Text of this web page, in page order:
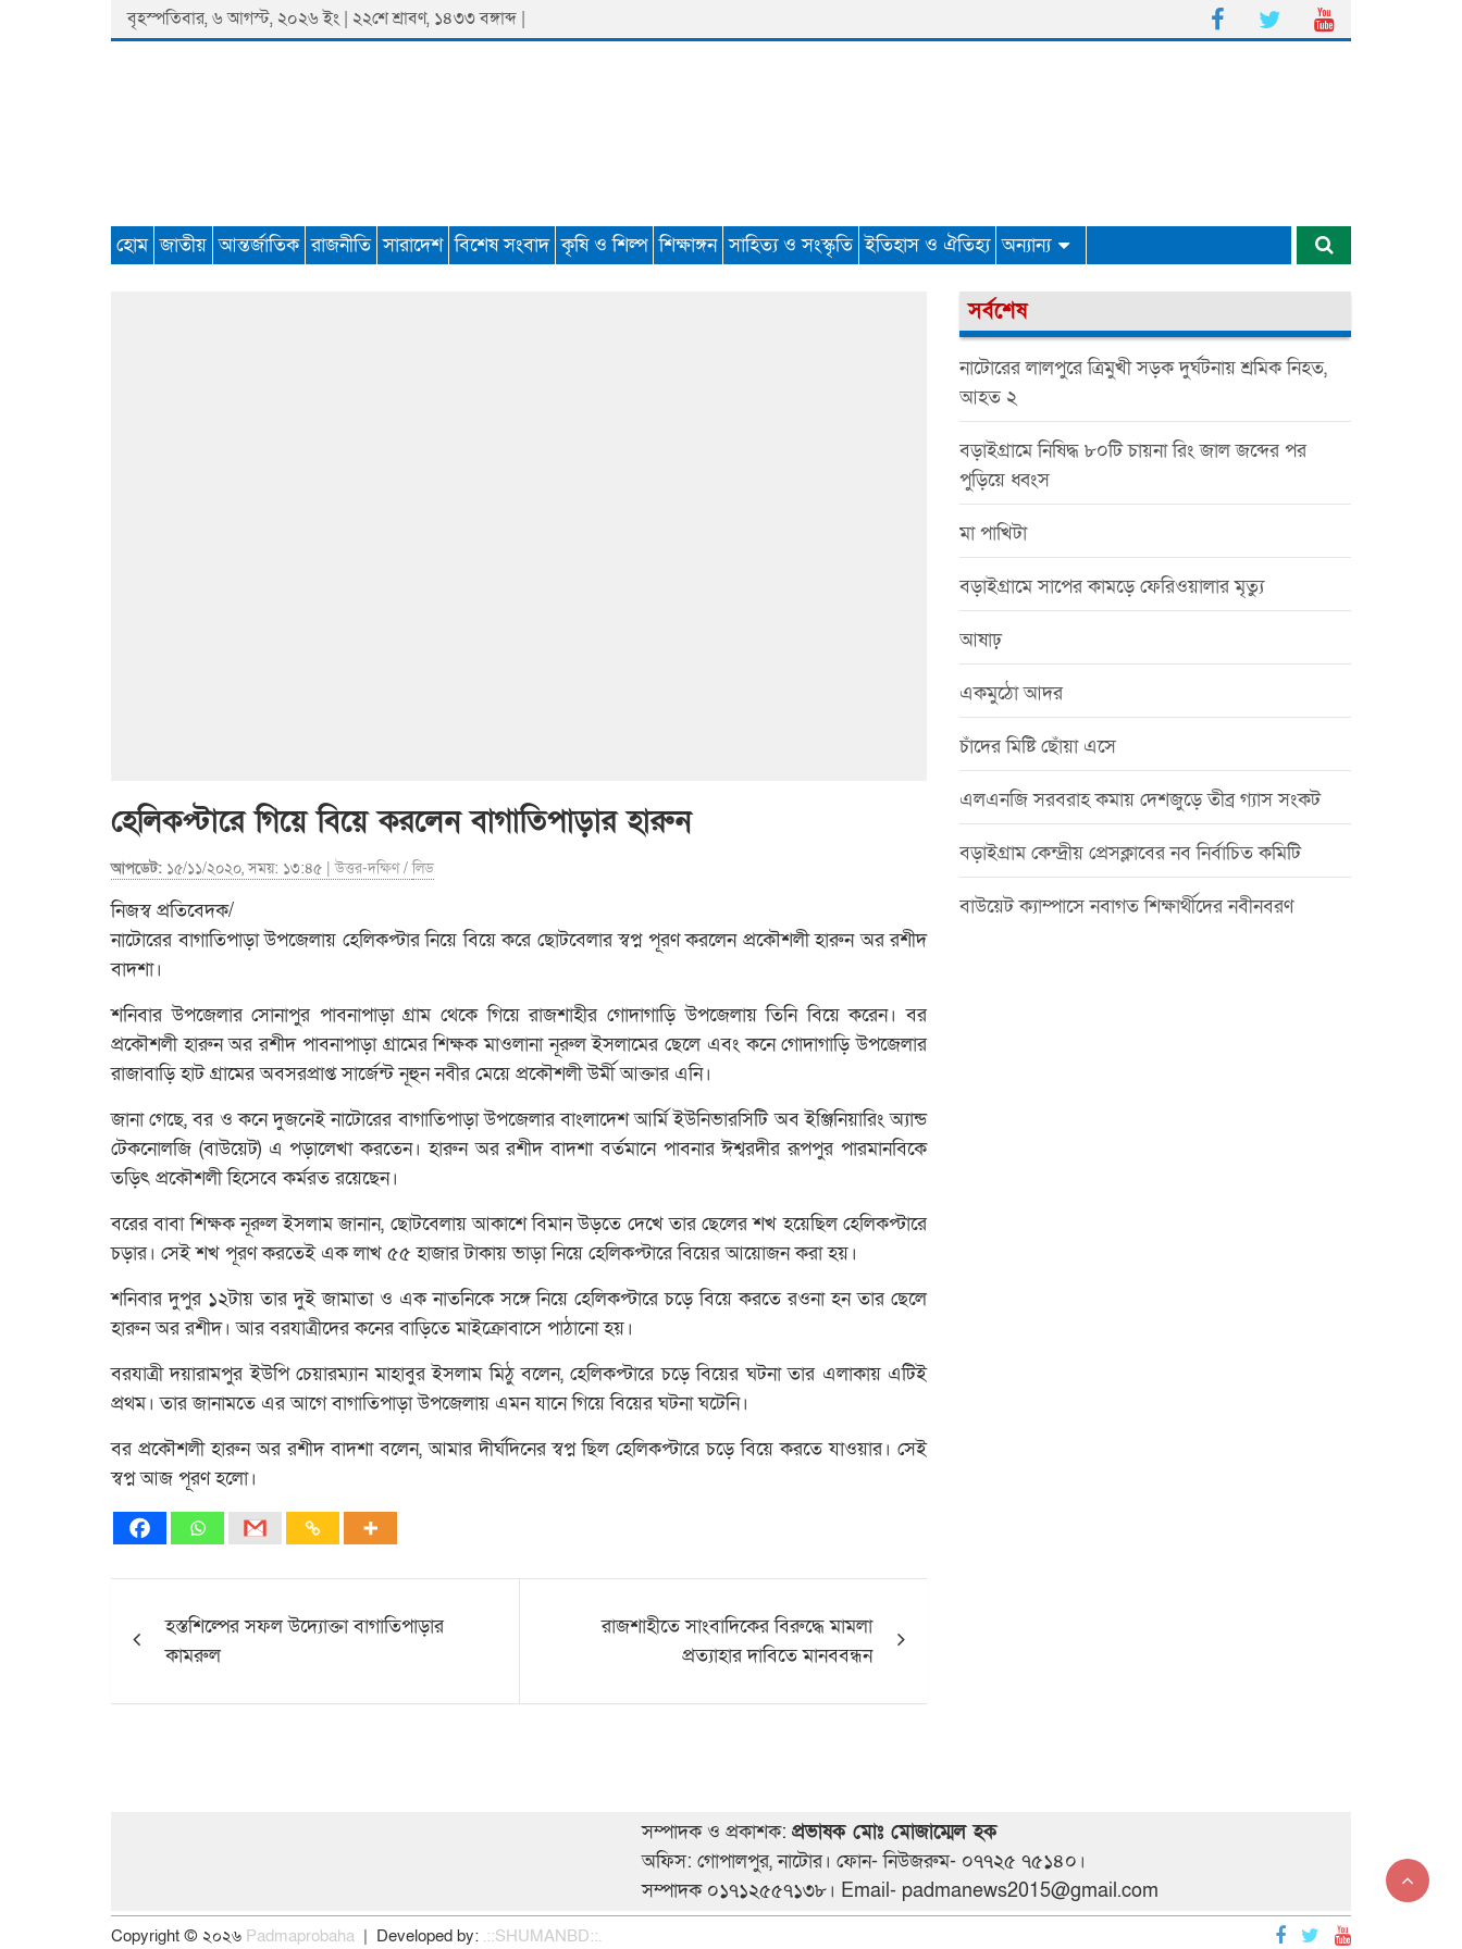
বৃহস্পতিবার, ৬ আগস্ট, ২০২৬ ইং | ২২শে শ্রাবণ, ১৪৩৩ বঙ্গাব্দ |
Padmaprobaha
হোম জাতীয় আন্তর্জাতিক রাজনীতি সারাদেশ বিশেষ সংবাদ কৃষি ও শিল্প শিক্ষাঙ্গন সাহিত্য ও সংস্কৃতি ইতিহাস ও ঐতিহ্য অন্যান্য
হেলিকপ্টারে গিয়ে বিয়ে করলেন বাগাতিপাড়ার হারুন
আপডেট: ১৫/১১/২০২০, সময়: ১৩:৪৫ |উত্তর-দক্ষিণ/লিড
নিজস্ব প্রতিবেদক/
নাটোরের বাগাতিপাড়া উপজেলায় হেলিকপ্টার নিয়ে বিয়ে করে ছোটবেলার স্বপ্ন পূরণ করলেন প্রকৌশলী হারুন অর রশীদ
বাদশা।
শনিবার উপজেলার সোনাপুর পাবনাপাড়া গ্রাম থেকে গিয়ে রাজশাহীর গোদাগাড়ি উপজেলায় তিনি বিয়ে করেন। বর
প্রকৌশলী হারুন অর রশীদ পাবনাপাড়া গ্রামের শিক্ষক মাওলানা নূরুল ইসলামের ছেলে এবং কনে গোদাগাড়ি উপজেলার
রাজাবাড়ি হাট গ্রামের অবসরপ্রাপ্ত সার্জেন্ট নূহুন নবীর মেয়ে প্রকৌশলী উর্মী আক্তার এনি।
জানা গেছে, বর ও কনে দুজনেই নাটোরের বাগাতিপাড়া উপজেলার বাংলাদেশ আর্মি ইউনিভারসিটি অব ইঞ্জিনিয়ারিং অ্যান্ড
টেকনোলজি (বাউয়েট) এ পড়ালেখা করতেন। হারুন অর রশীদ বাদশা বর্তমানে পাবনার ঈশ্বরদীর রূপপুর পারমানবিকে
তড়িৎ প্রকৌশলী হিসেবে কর্মরত রয়েছেন।
বরের বাবা শিক্ষক নূরুল ইসলাম জানান, ছোটবেলায় আকাশে বিমান উড়তে দেখে তার ছেলের শখ হয়েছিল হেলিকপ্টারে
চড়ার। সেই শখ পূরণ করতেই এক লাখ ৫৫ হাজার টাকায় ভাড়া নিয়ে হেলিকপ্টারে বিয়ের আয়োজন করা হয়।
শনিবার দুপুর ১২টায় তার দুই জামাতা ও এক নাতনিকে সঙ্গে নিয়ে হেলিকপ্টারে চড়ে বিয়ে করতে রওনা হন তার ছেলে
হারুন অর রশীদ। আর বরযাত্রীদের কনের বাড়িতে মাইক্রোবাসে পাঠানো হয়।
বরযাত্রী দয়ারামপুর ইউপি চেয়ারম্যান মাহাবুর ইসলাম মিঠু বলেন, হেলিকপ্টারে চড়ে বিয়ের ঘটনা তার এলাকায় এটিই
প্রথম। তার জানামতে এর আগে বাগাতিপাড়া উপজেলায় এমন যানে গিয়ে বিয়ের ঘটনা ঘটেনি।
বর প্রকৌশলী হারুন অর রশীদ বাদশা বলেন, আমার দীর্ঘদিনের স্বপ্ন ছিল হেলিকপ্টারে চড়ে বিয়ে করতে যাওয়ার। সেই
স্বপ্ন আজ পূরণ হলো।
navigation
হস্তশিল্পের সফল উদ্যোক্তা বাগাতিপাড়ার
কামরুল
রাজশাহীতে সাংবাদিকের বিরুদ্ধে মামলা
প্রত্যাহার দাবিতে মানববন্ধন
সর্বশেষ
নাটোরের লালপুরে ত্রিমুখী সড়ক দুর্ঘটনায় শ্রমিক নিহত,
আহত ২
বড়াইগ্রামে নিষিদ্ধ ৮০টি চায়না রিং জাল জব্দের পর
পুড়িয়ে ধ্বংস
মা পাখিটা
বড়াইগ্রামে সাপের কামড়ে ফেরিওয়ালার মৃত্যু
আষাঢ়
একমুঠো আদর
চাঁদের মিষ্টি ছোঁয়া এসে
এলএনজি সরবরাহ কমায় দেশজুড়ে তীব্র গ্যাস সংকট
বড়াইগ্রাম কেন্দ্রীয় প্রেসক্লাবের নব নির্বাচিত কমিটি
বাউয়েট ক্যাম্পাসে নবাগত শিক্ষার্থীদের নবীনবরণ
সম্পাদক ও প্রকাশক:প্রভাষক মোঃ মোজাম্মেল হক
অফিস: গোপালপুর, নাটোর। ফোন- নিউজরুম- ০৭৭২৫ ৭৫১৪০।
সম্পাদক ০১৭১২৫৫৭১৩৮। Email- padmanews2015@gmail.com
Copyright © ২০২৬ Padmaprobaha Developed by: .::SHUMANBD::.